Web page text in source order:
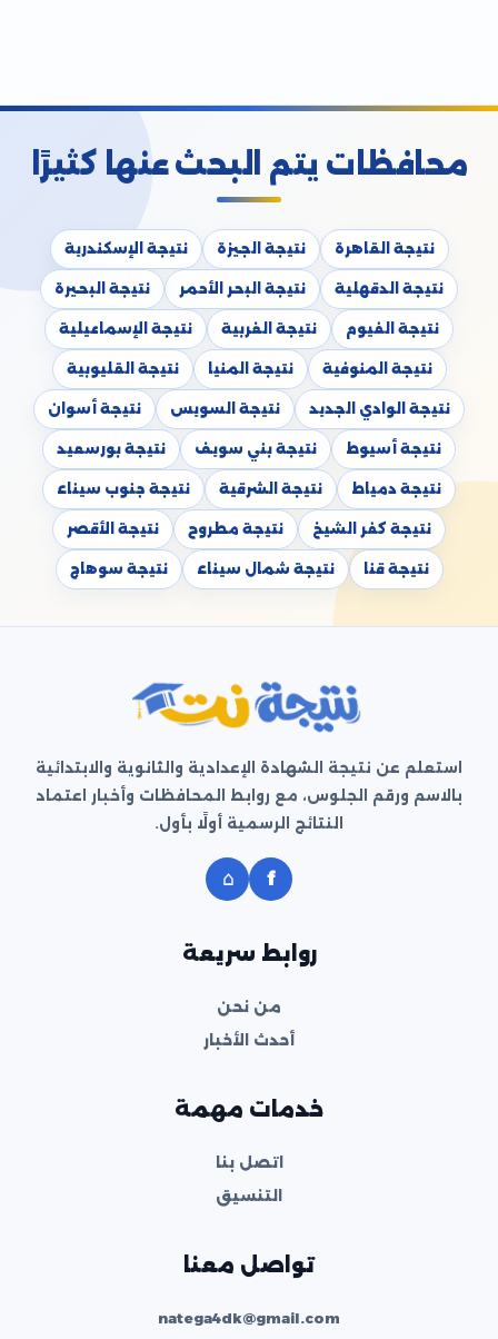
محافظات يتم البحث عنها كثيرًا
نتيجة القاهرة نتيجة الجيزة نتيجة الإسكندرية
نتيجة الدقهلية نتيجة البحر الأحمر نتيجة البحيرة
نتيجة الفيوم نتيجة الغربية نتيجة الإسماعيلية
نتيجة المنوفية نتيجة المنيا نتيجة القليوبية
نتيجة الوادي الجديد نتيجة السويس نتيجة أسوان
نتيجة أسيوط نتيجة بني سويف نتيجة بورسعيد
نتيجة دمياط نتيجة الشرقية نتيجة جنوب سيناء
نتيجة كفر الشيخ نتيجة مطروح نتيجة الأقصر
نتيجة قنا نتيجة شمال سيناء نتيجة سوهاج
استعلم عن نتيجة الشهادة الإعدادية والثانوية والابتدائية
بالاسم ورقم الجلوس، مع روابط المحافظات وأخبار اعتماد
النتائج الرسمية أولًا بأول.
f
⌂
روابط سريعة
من نحن
أحدث الأخبار
خدمات مهمة
اتصل بنا
التنسيق
تواصل معنا
natega4dk@gmail.com